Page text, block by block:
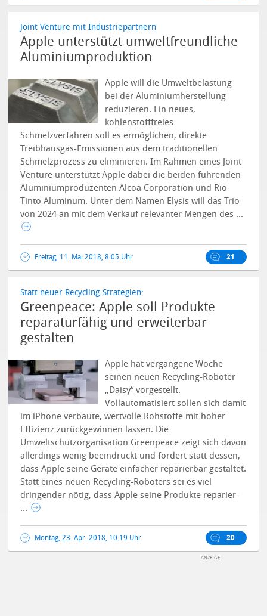
Joint Venture mit Industriepartnern
Apple unterstützt umweltfreundliche
Aluminiumproduktion
Apple will die Umweltbelastung
bei der Aluminiumherstellung
reduzieren. Ein neues,
kohlenstofffreies
Schmelzverfahren soll es ermöglichen, direkte
Treibhausgas-Emissionen aus dem traditionellen
Schmelzprozess zu eliminieren. Im Rahmen eines Joint
Venture unterstützt Apple dabei die beiden führenden
Aluminiumproduzenten Alcoa Corporation und Rio
Tinto Aluminum. Unter dem Namen Elysis will das Trio
von 2024 an mit dem Verkauf relevanter Mengen des ...
Freitag, 11. Mai 2018, 8:05 Uhr 21
Statt neuer Recycling-Strategien:
Greenpeace: Apple soll Produkte
reparaturfähig und erweiterbar
gestalten
Apple hat vergangene Woche
seinen neuen Recycling-Roboter
„Daisy“ vorgestellt.
Vollautomatisiert sollen sich damit
im iPhone verbaute, wertvolle Rohstoffe mit hoher
Effizienz zurückgewinnen lassen. Die
Umweltschutzorganisation Greenpeace zeigt sich davon
allerdings wenig beeindruckt und fordert statt dessen,
dass Apple seine Geräte einfacher reparierbar gestaltet.
Statt eines neuen Recycling-Roboters sei es viel
dringender nötig, dass Apple seine Produkte reparier-
...
Montag, 23. Apr. 2018, 10:19 Uhr 20